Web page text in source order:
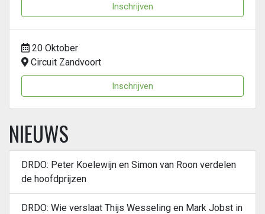
Inschrijven
20 Oktober
Circuit Zandvoort
Inschrijven
NIEUWS
DRDO: Peter Koelewijn en Simon van Roon verdelen
de hoofdprijzen
DRDO: Wie verslaat Thijs Wesseling en Mark Jobst in